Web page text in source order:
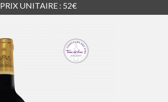
PRIX UNITAIRE : 52€